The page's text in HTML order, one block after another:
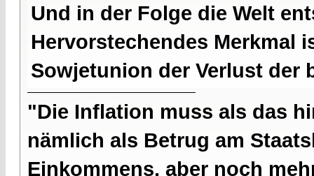
Und in der Folge die Welt
Hervorstechendes Merkmal
Sowjetunion der Verlust der
"Die Inflation muss als das
nämlich als Betrug am
Einkommens, aber noch